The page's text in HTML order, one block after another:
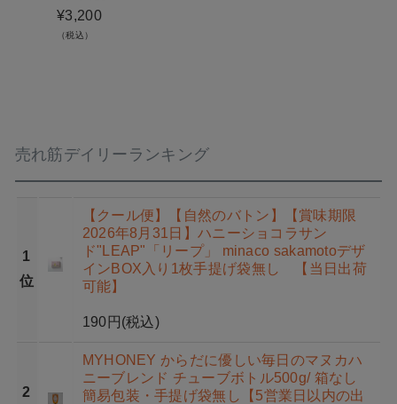
¥3,200
（税込）
売れ筋デイリーランキング
1
位
【クール便】【自然のバトン】【賞味期限
2026年8月31日】ハニーショコラサン
ド"LEAP"「リープ」 minaco sakamotoデザ
インBOX入り1枚手提げ袋無し 【当日出荷
可能】
190円 (税込)
2
MYHONEY からだに優しい毎日のマヌカハ
ニーブレンド チューブボトル500g/ 箱なし
簡易包装・手提げ袋無し【5営業日以内の出